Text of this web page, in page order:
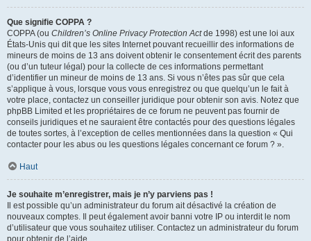
Que signifie COPPA ?
COPPA (ou Children’s Online Privacy Protection Actde 1998) est une loi aux
États-Unis qui dit que les sites Internet pouvant recueillir des informations de
mineurs de moins de 13 ans doivent obtenir le consentement écrit des parents
(ou d’un tuteur légal) pour la collecte de ces informations permettant
d’identifier un mineur de moins de 13 ans. Si vous n’êtes pas sûr que cela
s’applique à vous, lorsque vous vous enregistrez ou que quelqu’un le fait à
votre place, contactez un conseiller juridique pour obtenir son avis. Notez que
phpBB Limited et les propriétaires de ce forum ne peuvent pas fournir de
conseils juridiques et ne sauraient être contactés pour des questions légales
de toutes sortes, à l’exception de celles mentionnées dans la question « Qui
contacter pour les abus ou les questions légales concernant ce forum ? ».
Haut
Je souhaite m’enregistrer, mais je n’y parviens pas !
Il est possible qu’un administrateur du forum ait désactivé la création de
nouveaux comptes. Il peut également avoir banni votre IP ou interdit le nom
d’utilisateur que vous souhaitez utiliser. Contactez un administrateur du forum
pour obtenir de l’aide.